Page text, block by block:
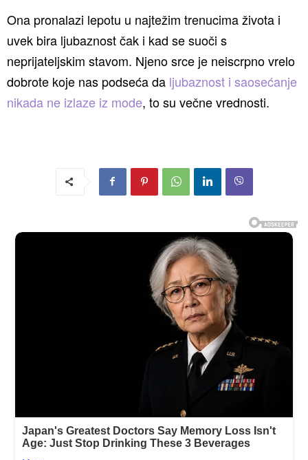
Ona pronalazi lepotu u najtežim trenucima života i
uvek bira ljubaznost čak i kad se suoči s
neprijateljskim stavom. Njeno srce je neiscrpno vrelo
dobrote koje nas podseća da ljubaznost i saosećanje
nikada ne izlaze iz mode, to su večne vrednosti.